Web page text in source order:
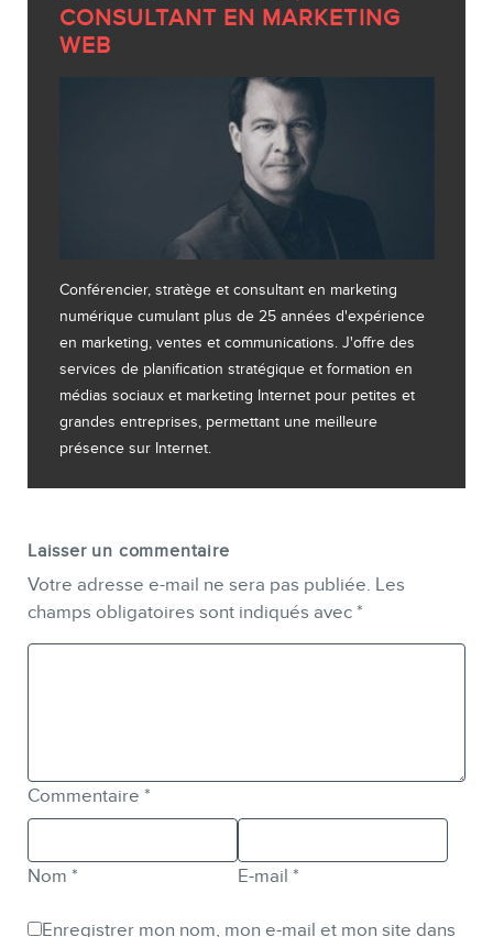
CONSULTANT EN MARKETING
WEB
Conférencier, stratège et consultant en marketing
numérique cumulant plus de 25 années d'expérience
en marketing, ventes et communications. J'offre des
services de planification stratégique et formation en
médias sociaux et marketing Internet pour petites et
grandes entreprises, permettant une meilleure
présence sur Internet.
Laisser un commentaire
Votre adresse e-mail ne sera pas publiée. Les
champs obligatoires sont indiqués avec *
Commentaire *
Nom * E-mail *
Enregistrer mon nom, mon e-mail et mon site dans